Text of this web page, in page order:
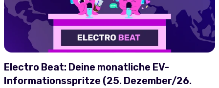
Electro Beat: Deine monatliche EV-
Informationsspritze (25. Dezember/26.